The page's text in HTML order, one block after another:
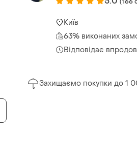
Київ
63% виконаних
Відповідає
Захищаємо покупки до 1